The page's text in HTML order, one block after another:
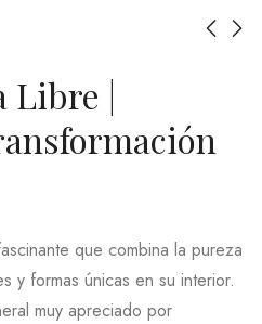
Cornalina Forma Libre
| Vitalidad –
Motivación –
Confianza
42,08€ 60,11€IVA
Septaria Forma Libre |
Equilibrio – Confianza
– Enraizamiento
80,61€ 115,15€IVA
Libre |
que combina la pureza
y formas únicas en su interior.
muy apreciado por